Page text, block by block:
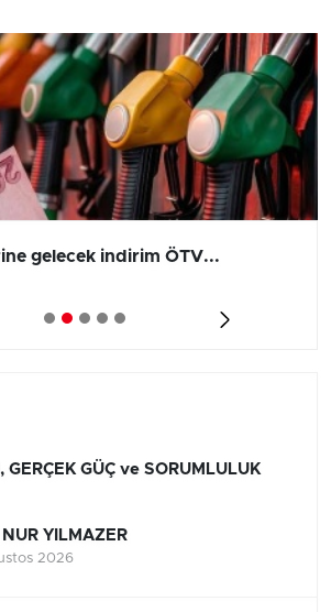
gelecek indirim ÖTV...
GERÇEK GÜÇ ve SORUMLULUK
YILMAZER
2026